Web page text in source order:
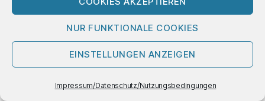
NUR FUNKTIONALE COOKIES
EINSTELLUNGEN ANZEIGEN
Impressum/Datenschutz/Nutzungsbedingungen
September 2024
August 2024
Juli 2024
April 2024